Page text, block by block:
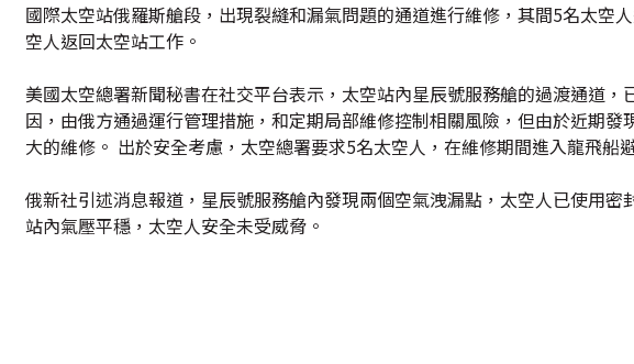
國際太空站俄羅斯艙段，出現裂縫和漏氣問題的通道進行維修，其間5名太空
空人返回太空站工作。
美國太空總署新聞秘書在社交平台表示，太空站內星辰號服務艙的過渡通道
因，由俄方通過運行管理措施，和定期局部維修控制相關風險，但由於近期
大的維修。 出於安全考慮，太空總署要求5名太空人，在維修期間進入龍飛船
俄新社引述消息報道，星辰號服務艙內發現兩個空氣洩漏點，太空人已使用
站內氣壓平穩，太空人安全未受威脅。